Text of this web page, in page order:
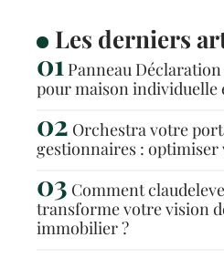
Les derniers
Panneau
pour maison individuelle
Orchestra votre
gestionnaires :
Comment
transforme votre vision
immobilier ?